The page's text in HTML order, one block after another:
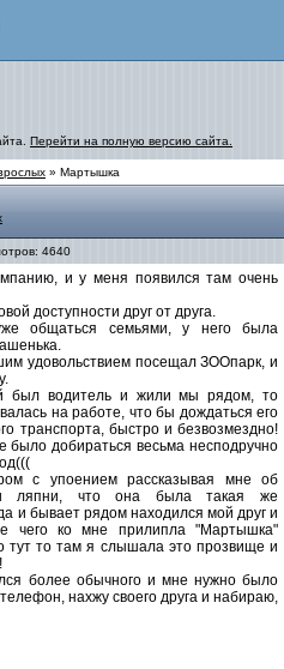
Перейти на полную версию сайта.
» Мартышка
4640
и у меня появился там очень
доступности друг от друга.
общаться семьями, у него была
удовольствием посещал ЗООпарк, и
был водитель и жили мы рядом, то
на работе, что бы дождаться его
транспорта, быстро и безвозмездно!
добираться весьма несподручно
с упоением рассказывая мне об
ляпни, что она была такая же
и бывает рядом находился мой друг и
чего ко мне прилипла "Мартышка"
тут то там я слышала это прозвище и
более обычного и мне нужно было
нахжу своего друга и набираю,